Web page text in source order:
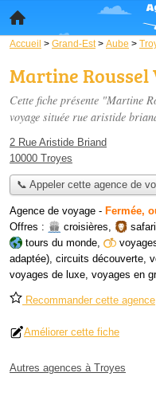
Accueil > Grand-Est > Aube >
Martine Roussel
Cette fiche présente "Martine
voyage située rue aristide
2 Rue Aristide Briand
10000 Troyes
📞 Appeler cette agence de
Agence de voyage - Fermée,
Offres :
croisières,
tours du monde,
adaptée), circuits découverte,
voyages de luxe, voyages en
Recommander cette agence
Améliorer cette fiche
Autres agences à Troyes